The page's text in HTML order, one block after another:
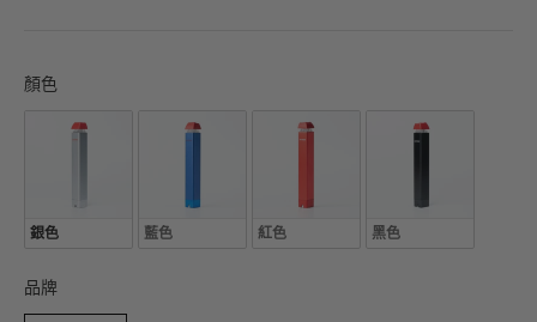
顏色顏色
銀色 藍色 紅色 黑色
品牌品牌